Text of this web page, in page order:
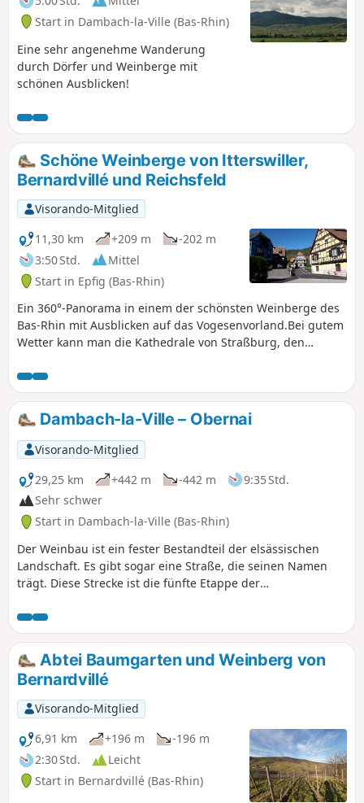
Start in Dambach-la-Ville (Bas-Rhin)
Eine sehr angenehme Wanderung
durch Dörfer und Weinberge mit
schönen Ausblicken!
Schöne Weinberge von Itterswiller,
Bernardvillé und Reichsfeld
Visorando-Mitglied
11,30 km
+209 m
-202 m
3:50 Std.
Mittel
Start in Epfig (Bas-Rhin)
Ein 360°-Panorama in einem der schönsten Weinberge des
Bas-Rhin mit Ausblicken auf das Vogesenvorland.Bei gutem
Wetter kann man die Kathedrale von Straßburg, den
Wanderung im Schernetz-Tal durch die Weinberge,
darunter zwei berühmte Lagen: der „Sohlenberg“ (rosa
Sandstein aus den Vogesen) und der „Shiefferberg“
(Schieferboden).Durchquerung von drei authentischen
Dörfern und der Kapelle der 14 Heiligen, die an die Abtei
Baumgarten angrenzt.
Dambach-la-Ville – Obernai
Visorando-Mitglied
29,25 km
+442 m -442 m
9:35 Std.
Sehr schwer
Start in Dambach-la-Ville (Bas-Rhin)
Der Weinbau ist ein fester Bestandteil der elsässischen
Landschaft. Es gibt sogar eine Straße, die seinen Namen
trägt. Diese Strecke ist die fünfte Etappe der
Obernai. Aussichtspunkte gibt es sehr viele, außerhalb der
Dörfer sind sie geradezu allgegenwärtig. Die Dörfer selbst
sind sehr typisch mit hübschen Fachwerkhäusern und
besitzen einen unbestreitbaren Charme. Auch das
Kulturerbe ist ebenso gut vertreten.
Abtei Baumgarten und Weinberg von
Bernardvillé
Visorando-Mitglied
6,91 km
+196 m
-196 m
2:30 Std.
Leicht
Start in Bernardvillé (Bas-Rhin)